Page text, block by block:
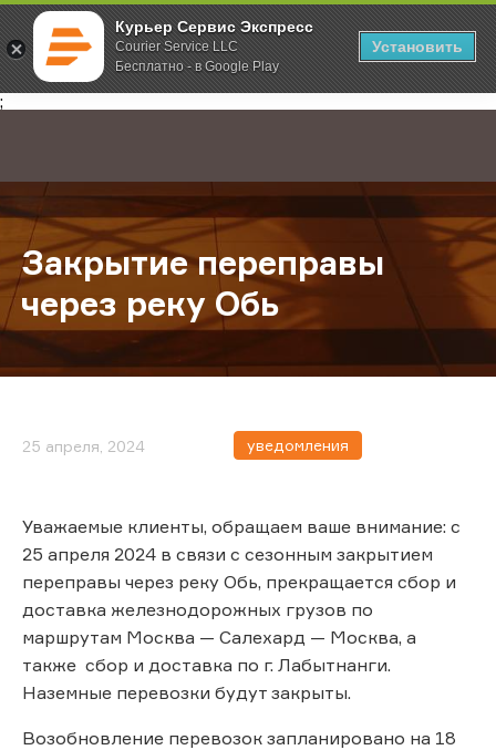
Курьер Сервис Экспресс
Courier Service LLC
Бесплатно - в Google Play
Установить
;
Главная О компании Новости Закрытие переправы через реку
Закрытие переправы
через реку Обь
25 апреля, 2024 уведомления
Уважаемые клиенты, обращаем ваше внимание: с
25 апреля 2024 в связи с сезонным закрытием
переправы через реку Обь, прекращается сбор и
доставка железнодорожных грузов по
маршрутам Москва — Салехард — Москва, а
также сбор и доставка по г. Лабытнанги.
Наземные перевозки будут закрыты.
Возобновление перевозок запланировано на 18